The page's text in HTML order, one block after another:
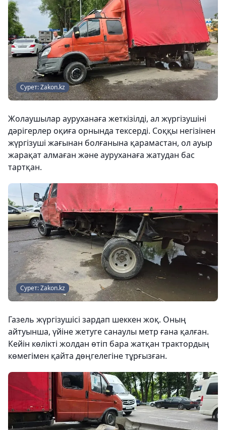
Сурет: Zakon.kz
Жолаушылар ауруханаға жеткізілді, ал жүргізушіні
дәрігерлер оқиға орнында тексерді. Соққы негізінен
жүргізуші жағынан болғанына қарамастан, ол ауыр
жарақат алмаған және ауруханаға жатудан бас
тартқан.
Сурет: Zakon.kz
Газель жүргізушісі зардап шеккен жоқ. Оның
айтуынша, үйіне жетуге санаулы метр ғана қалған.
Кейін көлікті жолдан өтіп бара жатқан трактордың
көмегімен қайта дөңгелегіне тұрғызған.